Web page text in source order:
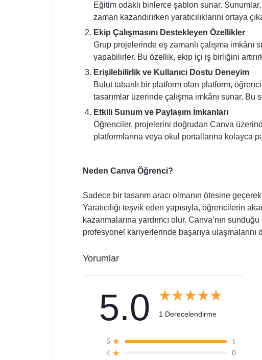
Eğitim odaklı binlerce şablon sunar.
zaman kazandırırken yaratıcılıklarını ortaya
Ekip Çalışmasını Destekleyen Özellikler
Grup projelerinde eş zamanlı çalışma
yapabilirler. Bu özellik, ekip içi iş birliğini
Erişilebilirlik ve Kullanıcı Dostu Deneyim
Bulut tabanlı bir platform olan platform,
tasarımlar üzerinde çalışma imkânı sunar. Bu
Etkili Sunum ve Paylaşım İmkanları
Öğrenciler, projelerini doğrudan Canva
platformlarına veya okul portallarına kolayca
Neden Canva Öğrenci?
Sadece bir tasarım aracı olmanın ötesine
Yaratıcılığı teşvik eden yapısıyla, öğrencilerin
kazanmalarına yardımcı olur. Canva’nın
profesyonel kariyerlerinde başarıya ulaşmalarını
Yorumlar
5.0 1 Derecelendirme
5
1
4
0